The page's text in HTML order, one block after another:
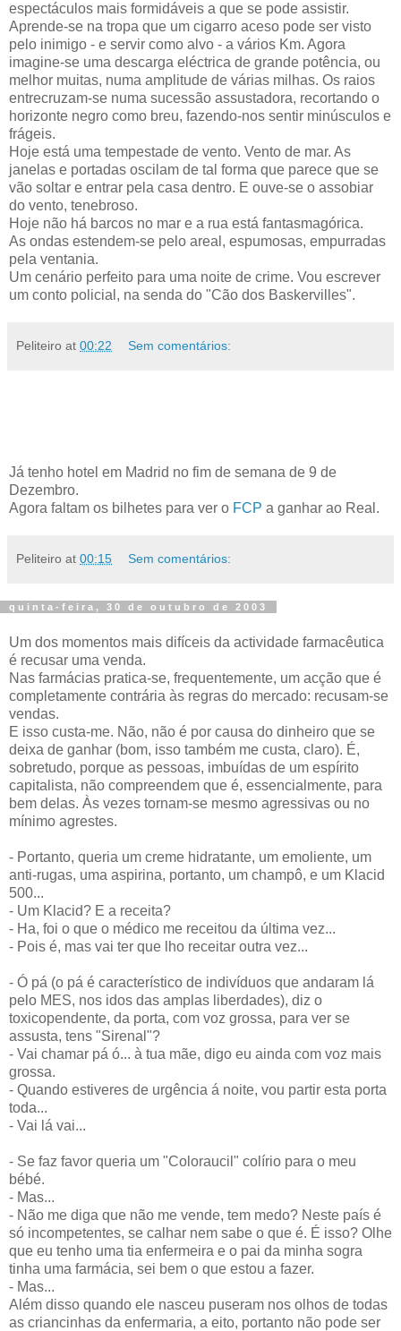
espectáculos mais formidáveis a que se pode assistir.
Aprende-se na tropa que um cigarro aceso pode ser visto
pelo inimigo - e servir como alvo - a vários Km. Agora
imagine-se uma descarga eléctrica de grande potência, ou
melhor muitas, numa amplitude de várias milhas. Os raios
entrecruzam-se numa sucessão assustadora, recortando o
horizonte negro como breu, fazendo-nos sentir minúsculos e
frágeis.
Hoje está uma tempestade de vento. Vento de mar. As
janelas e portadas oscilam de tal forma que parece que se
vão soltar e entrar pela casa dentro. E ouve-se o assobiar
do vento, tenebroso.
Hoje não há barcos no mar e a rua está fantasmagórica.
As ondas estendem-se pelo areal, espumosas, empurradas
pela ventania.
Um cenário perfeito para uma noite de crime. Vou escrever
um conto policial, na senda do "Cão dos Baskervilles".
Peliteiro at 00:22 Sem comentários:
Já tenho hotel em Madrid no fim de semana de 9 de
Dezembro.
Agora faltam os bilhetes para ver o FCP a ganhar ao Real.
Peliteiro at 00:15 Sem comentários:
quinta-feira, 30 de outubro de 2003
Um dos momentos mais difíceis da actividade farmacêutica
é recusar uma venda.
Nas farmácias pratica-se, frequentemente, um acção que é
completamente contrária às regras do mercado: recusam-se
vendas.
E isso custa-me. Não, não é por causa do dinheiro que se
deixa de ganhar (bom, isso também me custa, claro). É,
sobretudo, porque as pessoas, imbuídas de um espírito
capitalista, não compreendem que é, essencialmente, para
bem delas. Às vezes tornam-se mesmo agressivas ou no
mínimo agrestes.
- Portanto, queria um creme hidratante, um emoliente, um
anti-rugas, uma aspirina, portanto, um champô, e um Klacid
500...
- Um Klacid? E a receita?
- Ha, foi o que o médico me receitou da última vez...
- Pois é, mas vai ter que lho receitar outra vez...
- Ó pá (o pá é característico de indivíduos que andaram lá
pelo MES, nos idos das amplas liberdades), diz o
toxicopendente, da porta, com voz grossa, para ver se
assusta, tens "Sirenal"?
- Vai chamar pá ó... à tua mãe, digo eu ainda com voz mais
grossa.
- Quando estiveres de urgência á noite, vou partir esta porta
toda...
- Vai lá vai...
- Se faz favor queria um "Coloraucil" colírio para o meu
bébé.
- Mas...
- Não me diga que não me vende, tem medo? Neste país é
só incompetentes, se calhar nem sabe o que é. É isso? Olhe
que eu tenho uma tia enfermeira e o pai da minha sogra
tinha uma farmácia, sei bem o que estou a fazer.
- Mas...
Além disso quando ele nasceu puseram nos olhos de todas
as criancinhas da enfermaria, a eito, portanto não pode ser